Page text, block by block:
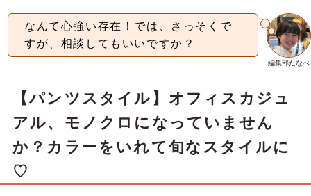
編集部たなべ
なんて心強い存在！では、さっそくで
すが、相談してもいいですか？
【パンツスタイル】オフィスカジュ
アル、モノクロになっていません
か？カラーをいれて旬なスタイルに
♡